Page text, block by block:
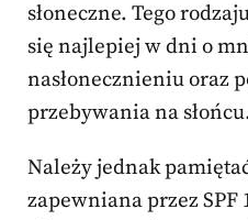
słoneczne. Tego
się najlepiej w dni o
nasłonecznieniu oraz
przebywania na
Należy jednak
zapewniana przez SPF